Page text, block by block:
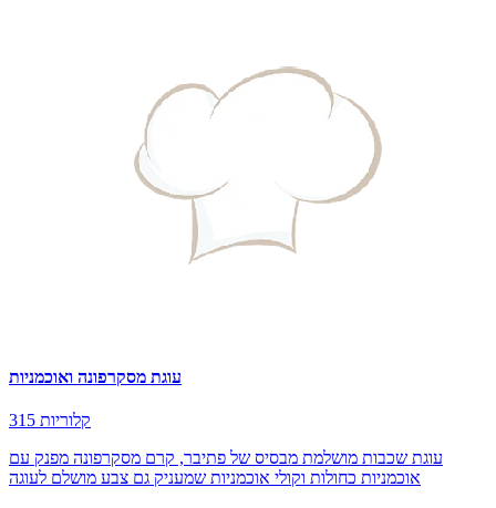
עוגת מסקרפונה ואוכמניות
315 קלוריות
עוגת שכבות מושלמת מבסיס של פתיבר, קרם מסקרפונה מפנק עם
אוכמניות כחולות וקולי אוכמניות שמעניק גם צבע מושלם לעוגה